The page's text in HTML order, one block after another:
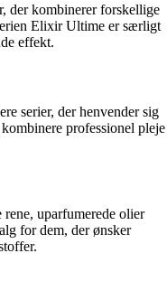
der kombinerer forskellige
Elixir Ultime er særligt
effekt.
serier, der henvender sig
professionel pleje
uparfumerede olier
for dem, der ønsker